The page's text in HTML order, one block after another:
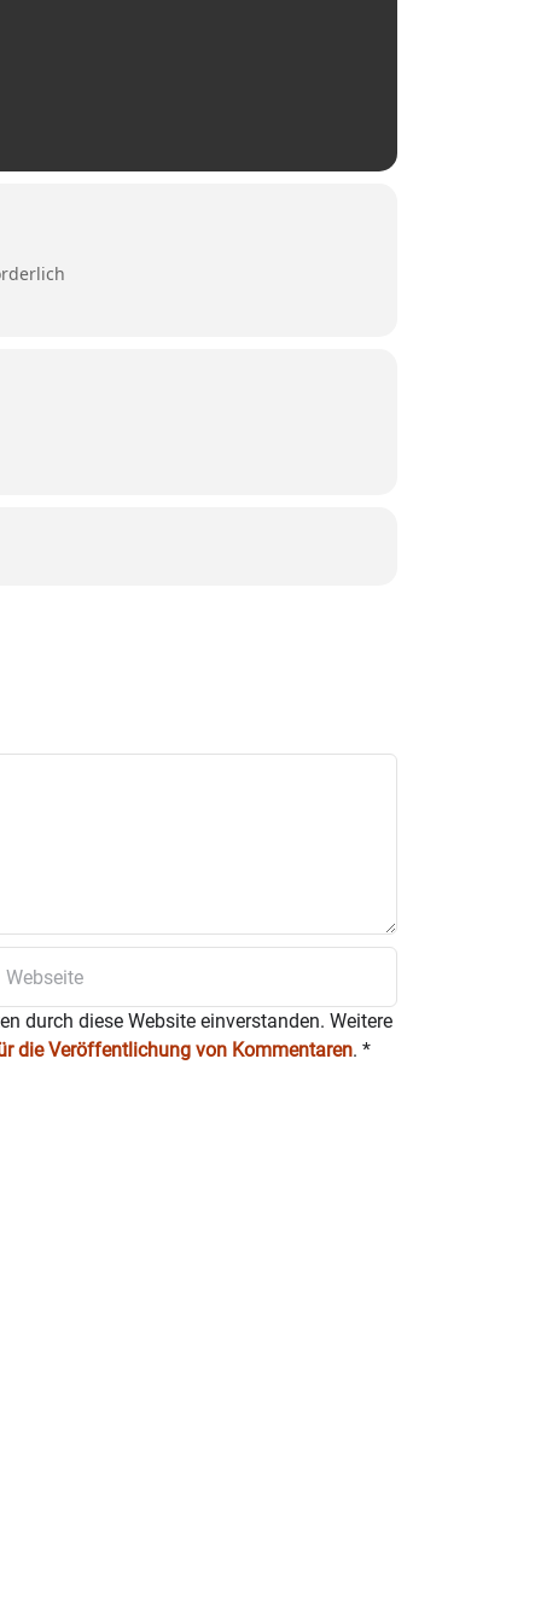
durch diese Website einverstanden. Weitere
die Veröffentlichung von Kommentaren. *